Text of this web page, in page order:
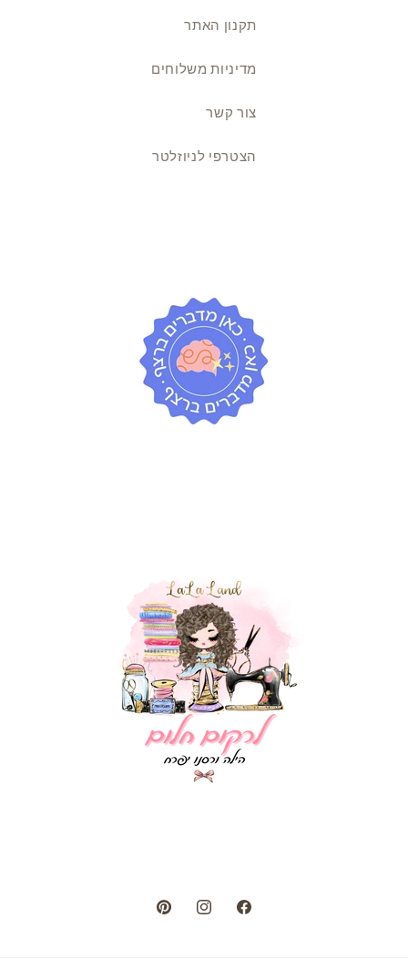
תקנון האתר
מדיניות משלוחים
צור קשר
הצטרפי לניוזלטר
Facebook
Instagram
Pinterest